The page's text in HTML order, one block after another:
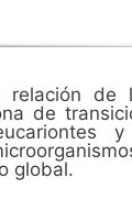
de
de
global.